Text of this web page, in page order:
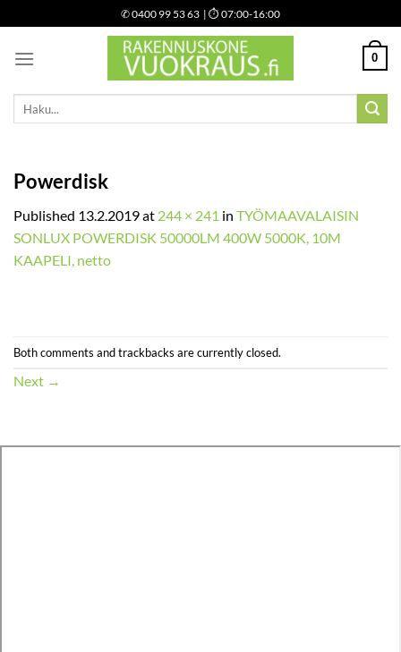
to
content
✆0400 99 53 63 | ⏱ 07:00-16:00
0
Etsi:
Powerdisk
Published 13.2.2019at 244 × 241 in TYÖMAAVALAISIN
SONLUX POWERDISK 50000LM 400W 5000K, 10M
KAAPELI, netto
Both comments and trackbacks are currently closed.
Next →